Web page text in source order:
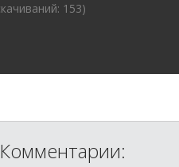
153)
Комментарии: